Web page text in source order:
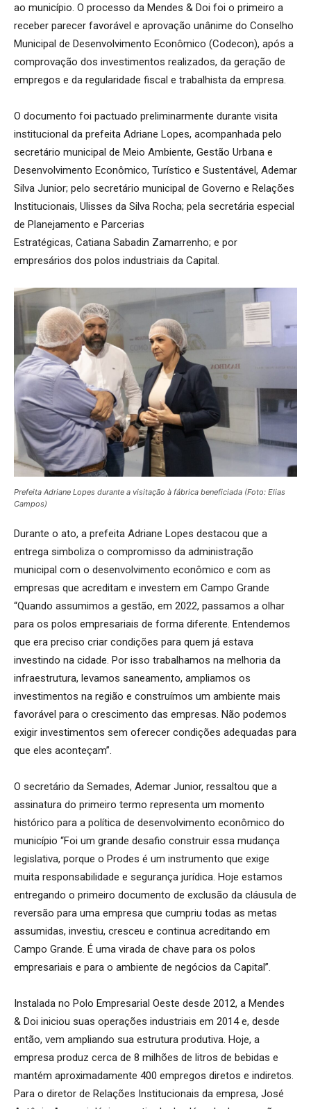
ao município. O processo da Mendes & Doi foi o primeiro a
receber parecer favorável e aprovação unânime do Conselho
Municipal de Desenvolvimento Econômico (Codecon), após a
comprovação dos investimentos realizados, da geração de
empregos e da regularidade fiscal e trabalhista da empresa.
O documento foi pactuado preliminarmente durante visita
institucional da prefeita Adriane Lopes, acompanhada pelo
secretário municipal de Meio Ambiente, Gestão Urbana e
Desenvolvimento Econômico, Turístico e Sustentável, Ademar
Silva Junior; pelo secretário municipal de Governo e Relações
Institucionais, Ulisses da Silva Rocha; pela secretária especial
de Planejamento e Parcerias
Estratégicas, Catiana Sabadin Zamarrenho; e por
empresários dos polos industriais da Capital.
Prefeita Adriane Lopes durante a visitação à fábrica beneficiada (Foto: Elias
Campos)
Durante o ato, a prefeita Adriane Lopes destacou que a
entrega simboliza o compromisso da administração
municipal com o desenvolvimento econômico e com as
empresas que acreditam e investem em Campo Grande
“Quando assumimos a gestão, em 2022, passamos a olhar
para os polos empresariais de forma diferente. Entendemos
que era preciso criar condições para quem já estava
investindo na cidade. Por isso trabalhamos na melhoria da
infraestrutura, levamos saneamento, ampliamos os
investimentos na região e construímos um ambiente mais
favorável para o crescimento das empresas. Não podemos
exigir investimentos sem oferecer condições adequadas para
que eles aconteçam”.
O secretário da Semades, Ademar Junior, ressaltou que a
assinatura do primeiro termo representa um momento
histórico para a política de desenvolvimento econômico do
município “Foi um grande desafio construir essa mudança
legislativa, porque o Prodes é um instrumento que exige
muita responsabilidade e segurança jurídica. Hoje estamos
entregando o primeiro documento de exclusão da cláusula de
reversão para uma empresa que cumpriu todas as metas
assumidas, investiu, cresceu e continua acreditando em
Campo Grande. É uma virada de chave para os polos
empresariais e para o ambiente de negócios da Capital”.
Instalada no Polo Empresarial Oeste desde 2012, a Mendes
& Doi iniciou suas operações industriais em 2014 e, desde
então, vem ampliando sua estrutura produtiva. Hoje, a
empresa produz cerca de 8 milhões de litros de bebidas e
mantém aproximadamente 400 empregos diretos e indiretos.
Para o diretor de Relações Institucionais da empresa, José